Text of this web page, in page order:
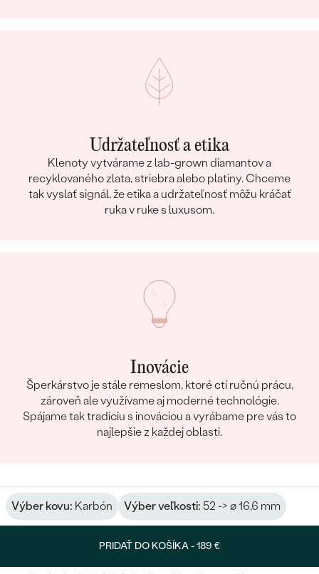
Udržateľnosť a etika
Klenoty vytvárame z lab-grown diamantov a
recyklovaného zlata, striebra alebo platiny. Chceme
tak vyslať signál, že etika a udržateľnosť môžu kráčať
ruka v ruke s luxusom.
Inovácie
Šperkárstvo je stále remeslom, ktoré ctí ručnú prácu,
zároveň ale využívame aj moderné technológie.
Spájame tak tradíciu s inováciou a vyrábame pre vás to
najlepšie z každej oblasti.
Výber kovu: Karbón Výber veľkosti: 52 -> ø 16,6 mm
PRIDAŤ DO KOŠÍKA -189 €